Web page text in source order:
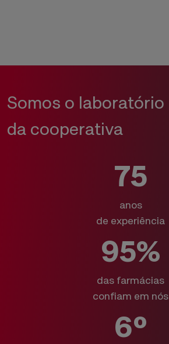
Somos o laboratório
da cooperativa
75
anos
de experiência
95%
das farmácias
confiam em nós
6º